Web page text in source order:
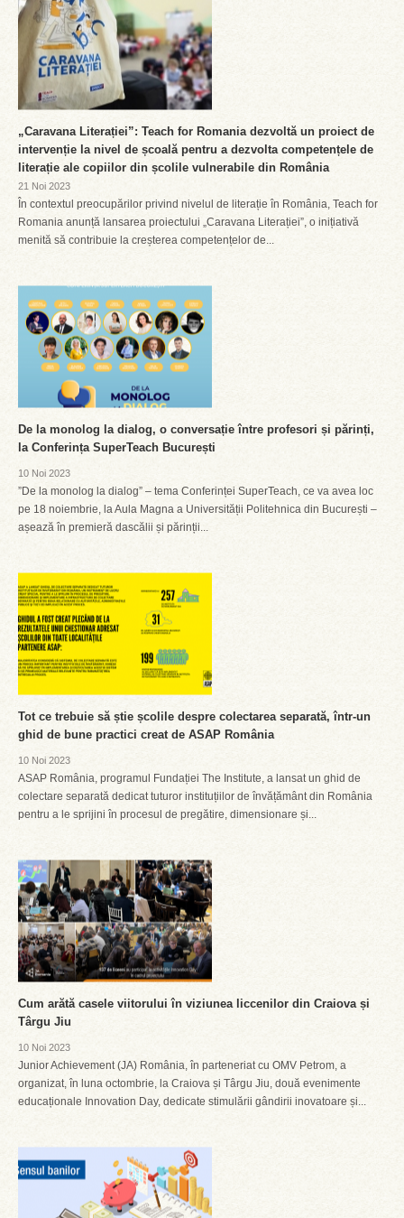
„Caravana Literației”: Teach for Romania dezvoltă un proiect de
intervenție la nivel de școală pentru a dezvolta competențele de
literație ale copiilor din școlile vulnerabile din România
21 Noi 2023
În contextul preocupărilor privind nivelul de literație în România, Teach for
Romania anunță lansarea proiectului „Caravana Literației”, o inițiativă
menită să contribuie la creșterea competențelor de...
De la monolog la dialog, o conversație între profesori și părinți,
la Conferința SuperTeach București
10 Noi 2023
”De la monolog la dialog” – tema Conferinței SuperTeach, ce va avea loc
pe 18 noiembrie, la Aula Magna a Universității Politehnica din București –
așează în premieră dascălii și părinții...
Tot ce trebuie să știe școlile despre colectarea separată, într-un
ghid de bune practici creat de ASAP România
10 Noi 2023
ASAP România, programul Fundației The Institute, a lansat un ghid de
colectare separată dedicat tuturor instituțiilor de învățământ din România
pentru a le sprijini în procesul de pregătire, dimensionare și...
Cum arătă casele viitorului în viziunea liccenilor din Craiova și
Târgu Jiu
10 Noi 2023
Junior Achievement (JA) România, în parteneriat cu OMV Petrom, a
organizat, în luna octombrie, la Craiova și Târgu Jiu, două evenimente
educaționale Innovation Day, dedicate stimulării gândirii inovatoare și...